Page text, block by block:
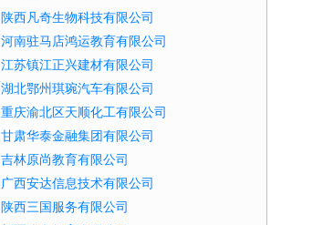
陕西凡奇生物科技有限公司
河南驻马店鸿运教育有限公司
江苏镇江正兴建材有限公司
湖北鄂州琪琬汽车有限公司
重庆渝北区天顺化工有限公司
甘肃华泰金融集团有限公司
吉林原尚教育有限公司
广西安达信息技术有限公司
陕西三国服务有限公司